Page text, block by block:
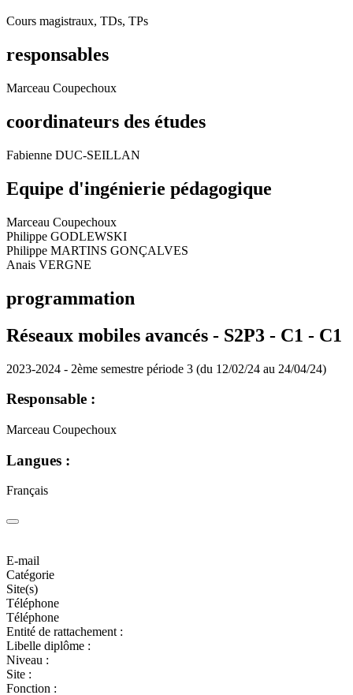
Cours magistraux, TDs, TPs
responsables
Marceau Coupechoux
coordinateurs des études
Fabienne DUC-SEILLAN
Equipe d'ingénierie pédagogique
Marceau Coupechoux
Philippe GODLEWSKI
Philippe MARTINS GONÇALVES
Anais VERGNE
programmation
Réseaux mobiles avancés - S2P3 - C1 - C1
2023-2024 - 2ème semestre période 3 (du 12/02/24 au 24/04/24)
Responsable :
Marceau Coupechoux
Langues :
Français
E-mail
Catégorie
Site(s)
Téléphone
Téléphone
Entité de rattachement :
Libelle diplôme :
Niveau :
Site :
Fonction :